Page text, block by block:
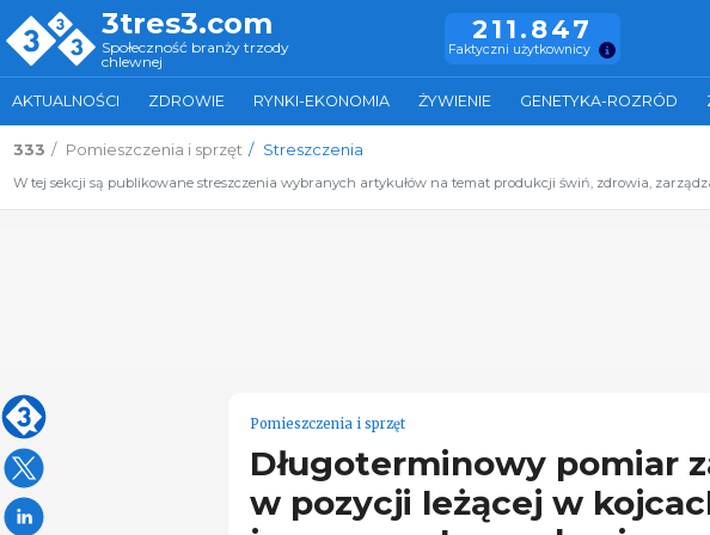
3tres3.com
Społeczność branży trzody
chlewnej
211.847
Faktyczni użytkownicy
AKTUALNOŚCI ZDROWIE RYNKI-EKONOMIA ŻYWIENIE GENETYKA-ROZRÓD
333 Pomieszczenia i sprzęt Streszczenia
W tej sekcji są publikowane streszczenia wybranych artykułów na temat produkcji świń, zdrowia,
Pomieszczenia i sprzęt
Długoterminowy pomiar
w pozycji leżącej w